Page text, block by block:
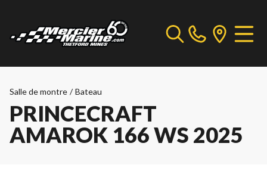
Salle de montre / Bateau
PRINCECRAFT
AMAROK 166 WS 2025